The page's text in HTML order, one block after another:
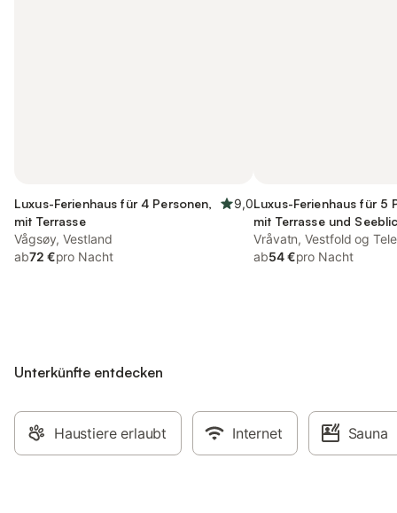
Luxus-Ferienhaus für 4 Personen,
mit Terrasse
9,0
Vågsøy, Vestland
ab72 €pro Nacht
Luxus-Ferienhaus für 5
mit Terrasse und
Sauna und Garten
Vråvatn, Vestfold og
ab54 €pro Nacht
Unterkünfte entdecken
Haustiere erlaubt Internet Sauna